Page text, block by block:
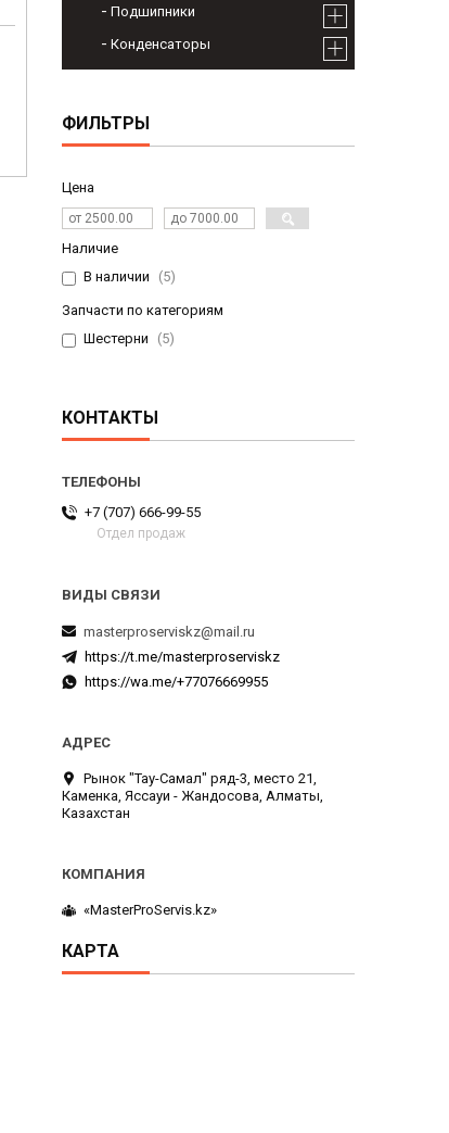
Подшипники
Конденсаторы
ФИЛЬТРЫ
Цена
Наличие
В наличии
5
Запчасти по категориям
Шестерни
5
КОНТАКТЫ
+7 (707) 666-99-55
Отдел продаж
masterproserviskz@mail.ru
https://t.me/masterproserviskz
https://wa.me/+77076669955
Рынок "Тау-Самал" ряд-3, место 21,
Каменка, Яссауи - Жандосова, Алматы,
Казахстан
«MasterProServis.kz»
КАРТА